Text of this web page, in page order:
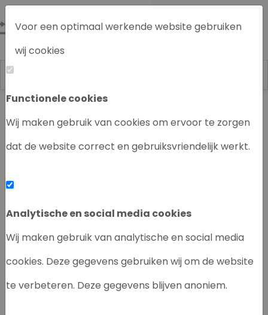
Voor een optimaal werkende website gebruiken
wij cookies
Functionele cookies
Wij maken gebruik van cookies om ervoor te zorgen
dat de website correct en gebruiksvriendelijk werkt.
Analytische en social media cookies
Wij maken gebruik van analytische en social media
cookies. Deze gegevens gebruiken wij om de website
te verbeteren. Deze gegevens blijven anoniem.
Labrecycling Chromatografie instrumenten
‹